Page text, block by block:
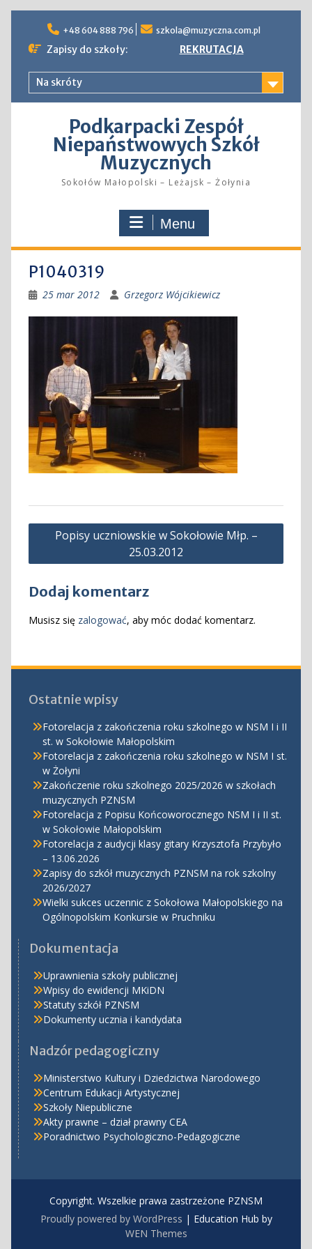
content
+48 604 888 796 szkola@muzyczna.com.pl
Zapisy do szkoły: REKRUTACJA
Na skróty
Podkarpacki Zespół
Niepaństwowych Szkół
Muzycznych
Sokołów Małopolski – Leżajsk – Żołynia
Menu
P1040319
25 mar 2012 Grzegorz Wójcikiewicz
Nawigacja
Popisy uczniowskie w Sokołowie Młp. –
25.03.2012
Dodaj komentarz
Musisz się zalogować, aby móc dodać komentarz.
Ostatnie wpisy
Fotorelacja z zakończenia roku szkolnego w NSM I i II
st. w Sokołowie Małopolskim
Fotorelacja z zakończenia roku szkolnego w NSM I st.
w Żołyni
Zakończenie roku szkolnego 2025/2026 w szkołach
muzycznych PZNSM
Fotorelacja z Popisu Końcoworocznego NSM I i II st.
w Sokołowie Małopolskim
Fotorelacja z audycji klasy gitary Krzysztofa Przybyło
– 13.06.2026
Zapisy do szkół muzycznych PZNSM na rok szkolny
2026/2027
Wielki sukces uczennic z Sokołowa Małopolskiego na
Ogólnopolskim Konkursie w Pruchniku
Dokumentacja
Uprawnienia szkoły publicznej
Wpisy do ewidencji MKiDN
Statuty szkół PZNSM
Dokumenty ucznia i kandydata
Nadzór pedagogiczny
Ministerstwo Kultury i Dziedzictwa Narodowego
Centrum Edukacji Artystycznej
Szkoły Niepubliczne
Akty prawne – dział prawny CEA
Poradnictwo Psychologiczno-Pedagogiczne
Copyright. Wszelkie prawa zastrzeżone PZNSM
Proudly powered by WordPress | Education Hub by
WEN Themes